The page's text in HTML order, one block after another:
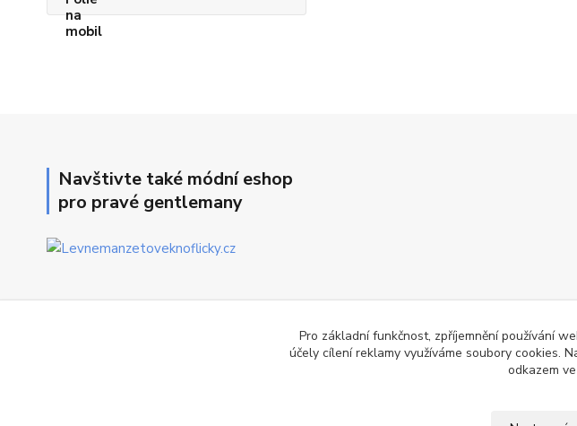
Navštivte také módní eshop
pro pravé gentlemany
Pro základní funkčnost, zpříjemnění používání
účely cílení reklamy využíváme soubory cookies.
odkazem